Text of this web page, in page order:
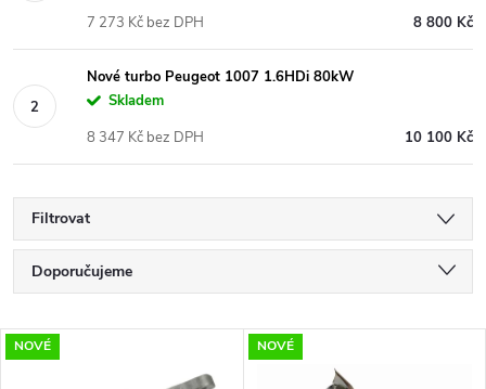
8 800 Kč
7 273 Kč bez DPH
Nové turbo Peugeot 1007 1.6HDi 80kW
Skladem
10 100 Kč
8 347 Kč bez DPH
Filtrovat
Ř
a
Doporučujeme
Nejdražší
V
NOVÉ NOVÉ